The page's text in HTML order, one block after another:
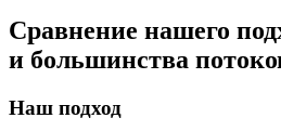
Сравнение нашего
и большинства
Наш подход